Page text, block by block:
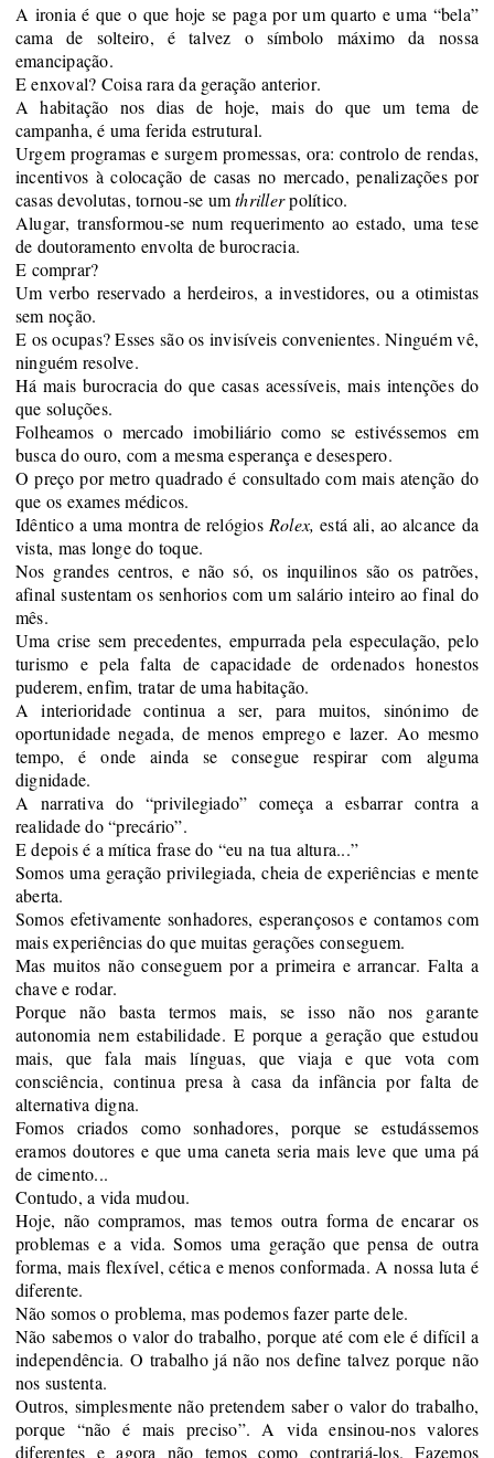
A ironia é que o que hoje se paga porum quarto e uma “bela”
cama de solteiro, é talvez o símbolo máximo da nossa
emancipação.
E enxoval? Coisa rara da geração anterior.
A habitação nos dias de hoje, mais do que um tema de
campanha, é uma ferida estrutural.
Urgem programas e surgempromessas, ora: controlo de rendas,
incentivos à colocação de casas no mercado, penalizações por
casas devolutas,tornou-se umthrillerpolítico.
Alugar, transformou-se num requerimento ao estado, uma tese
de doutoramento envolta de burocracia.
E comprar?
Um verbo reservado a herdeiros, a investidores, ou a otimistas
sem noção.
E os ocupas? Esses são os invisíveis convenientes. Ninguém vê,
ninguém resolve.
Há mais burocracia do que casas acessíveis, mais intenções do
que soluções.
Folheamos o mercado imobiliário como se estivéssemos em
busca do ouro, com a mesma esperança e desespero.
O preço por metro quadrado é consultado com mais atenção do
que os exames médicos.
Idêntico a umamontra de relógios Rolex, está ali, ao alcance da
vista, mas longe do toque.
Nos grandes centros, e não só, os inquilinos são os patrões,
afinal sustentam os senhorios com um salário inteiro ao final do
mês.
Uma crise sem precedentes, empurrada pela especulação, pelo
turismo e pela falta de capacidade de ordenadoshonestos
puderem, enfim, tratar de uma habitação.
A interioridade continua a ser, para muitos, sinónimo de
oportunidade negada, de menos empregoe lazer. Ao mesmo
tempo, é onde ainda se consegue respirar com alguma
dignidade.
A narrativa do “privilegiado” começa a esbarrar contra a
realidade do “precário”.
E depois é a mítica frase do “eu na tua altura...”
Somos uma geração privilegiada, cheia de experiências e mente
aberta.
Somos efetivamente sonhadores, esperançosos e contamoscom
mais experiências do que muitas gerações conseguem.
Mas muitos não conseguem por a primeira e arrancar. Falta a
chave e rodar.
Porque não basta termos mais,se isso não nos garante
autonomia nem estabilidade. E porque a geração que estudou
mais, que fala maislínguas, que viaja e que vota com
consciência, continua presa à casa da infância por falta de
alternativa digna.
Fomos criados como sonhadores, porque se estudássemos
eramos doutores e que uma caneta seria mais leve que uma pá
de cimento...
Contudo, a vida mudou.
Hoje, não compramos, mas temos outra forma de encarar os
problemas e a vida. Somos uma geração que pensa de outra
forma,mais flexível, cética e menos conformada. A nossa luta é
diferente.
Não somos o problema, mas podemos fazer parte dele.
Não sabemos o valor do trabalho, porque até com ele é difícil a
independência. O trabalho já não nos define talvez porque não
nos sustenta.
Outros, simplesmente não pretendem saber o valor do trabalho,
porque “não é mais preciso”. A
vida ensinou-nos valores
diferentes e agora não temos como contrariá-los. Fazemos